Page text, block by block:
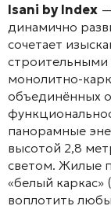
Isani by Index
динамично
сочетает
строительными
монолитно-
объединённых
панорамные
высотой 2,8
светом. Жилые
«белый каркас»
воплотить